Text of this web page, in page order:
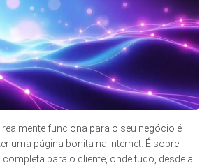
funciona para o seu negócio é
uma página bonita na internet. É sobre
para o cliente, onde tudo, desde a